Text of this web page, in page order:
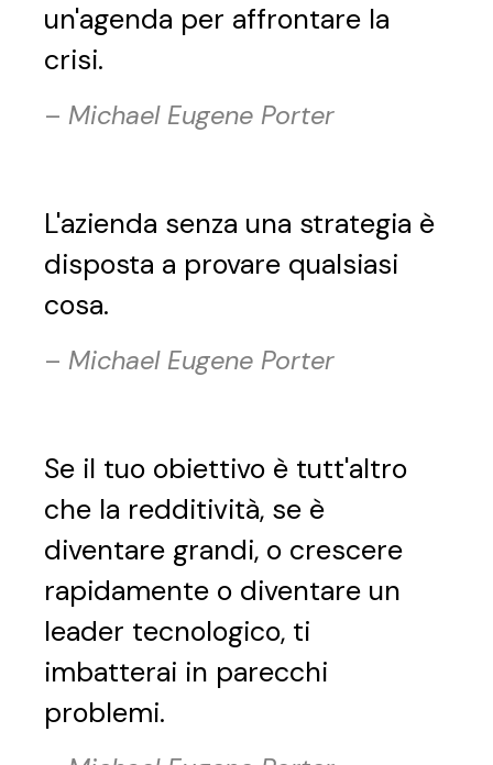
un'agenda per affrontare la
crisi.
– Michael Eugene Porter
L'azienda senza una strategia è
disposta a provare qualsiasi
cosa.
– Michael Eugene Porter
Se il tuo obiettivo è tutt'altro
che la redditività, se è
diventare grandi, o crescere
rapidamente o diventare un
leader tecnologico, ti
imbatterai in parecchi
problemi.